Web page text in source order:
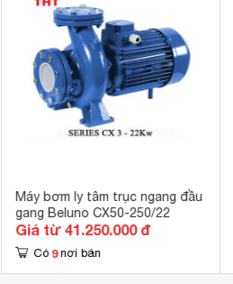
Máy bơm ly tâm trục ngang đầu
gang Beluno CX50-250/22
Giá từ 41.250.000 đ
Có 9 nơi bán